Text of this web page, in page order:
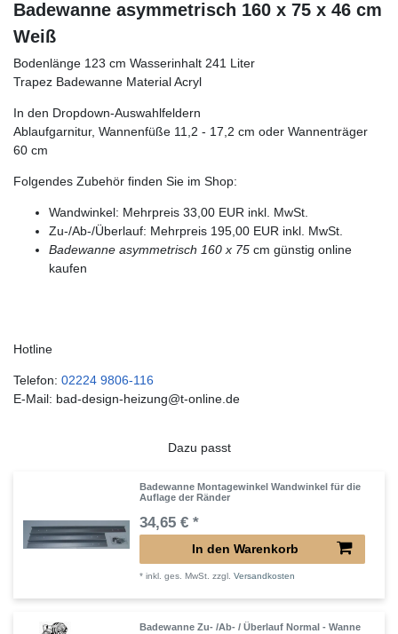
Badewanne asymmetrisch 160 x 75 x 46 cm
Weiß
Bodenlänge 123 cm Wasserinhalt 241 Liter
Trapez Badewanne Material Acryl
In den Dropdown-Auswahlfeldern
Ablaufgarnitur, Wannenfüße 11,2 - 17,2 cm oder Wannenträger
60 cm
Folgendes Zubehör finden Sie im Shop:
Wandwinkel: Mehrpreis 33,00 EUR inkl. MwSt.
Zu-/Ab-/Überlauf: Mehrpreis 195,00 EUR inkl. MwSt.
Badewanne asymmetrisch 160 x 75 cm günstig online
kaufen
Hotline
Telefon: 02224 9806-116
E-Mail: bad-design-heizung@t-online.de
Dazu passt
Badewanne Montagewinkel Wandwinkel für die
Auflage der Ränder
34,65 € *
In den Warenkorb
*inkl. ges. MwSt. zzgl.Versandkosten
Badewanne Zu- /Ab- / Überlauf Normal - Wanne